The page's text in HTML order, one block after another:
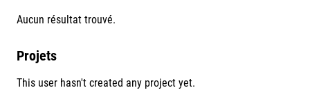
Aucun résultat trouvé.
Projets
This user hasn't created any project yet.